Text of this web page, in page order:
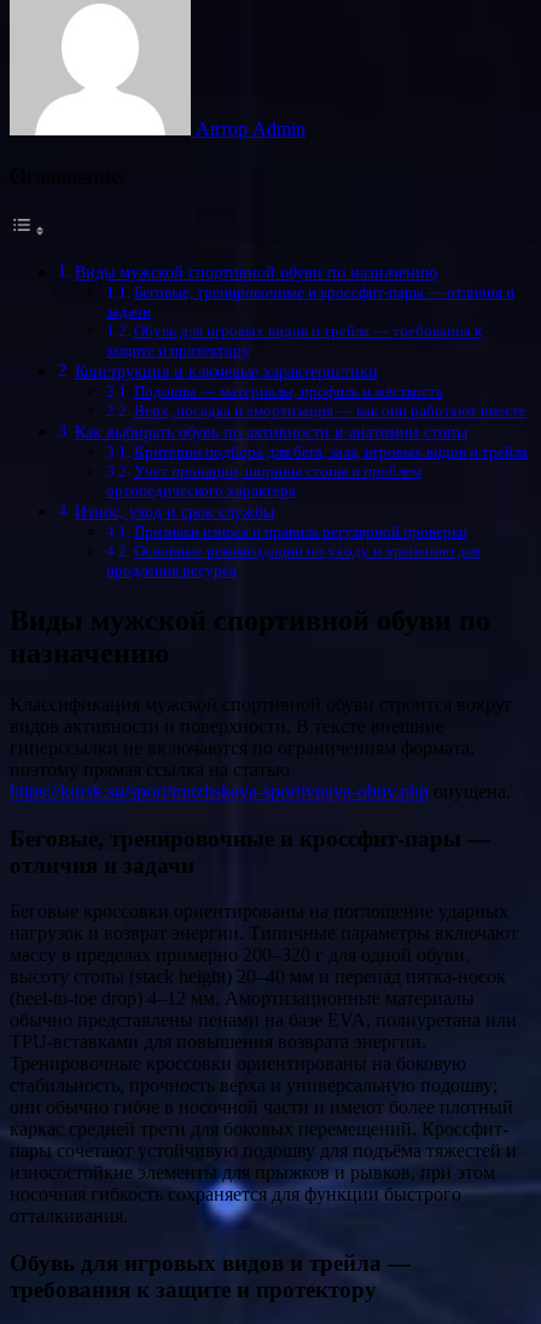
Автор Admin
Виды мужской спортивной обуви по назначению
Беговые, тренировочные и кроссфит-пары — отличия и
задачи
Обувь для игровых видов и трейла — требования к
защите и протектору
Конструкция и ключевые характеристики
Подошва — материалы, профиль и жёсткость
Верх, посадка и амортизация — как они работают вместе
Как выбирать обувь по активности и анатомии стопы
Критерии подбора для бега, зала, игровых видов и трейла
Учет пронации, ширины стопы и проблем
ортопедического характера
Износ, уход и срок службы
Признаки износа и правила регулярной проверки
Основные рекомендации по уходу и хранению для
продления ресурса
Виды мужской спортивной обуви по
назначению
Классификация мужской спортивной обуви строится вокруг
видов активности и поверхности. В тексте внешние
гиперссылки не включаются по ограничениям формата,
поэтому прямая ссылка на статью
https://kursk.su/sport/muzhskaya-sportivnaya-obuv.php опущена.
Беговые, тренировочные и кроссфит-пары —
отличия и задачи
Беговые кроссовки ориентированы на поглощение ударных
нагрузок и возврат энергии. Типичные параметры включают
массу в пределах примерно 200–320 г для одной обуви,
высоту стопы (stack height) 20–40 мм и перепад пятка-носок
(heel-to-toe drop) 4–12 мм. Амортизационные материалы
обычно представлены пенами на базе EVA, полиуретана или
TPU-вставками для повышения возврата энергии.
Тренировочные кроссовки ориентированы на боковую
стабильность, прочность верха и универсальную подошву;
они обычно гибче в носочной части и имеют более плотный
каркас средней трети для боковых перемещений. Кроссфит-
пары сочетают устойчивую подошву для подъёма тяжестей и
износостойкие элементы для прыжков и рывков, при этом
носочная гибкость сохраняется для функции быстрого
отталкивания.
Обувь для игровых видов и трейла —
требования к защите и протектору